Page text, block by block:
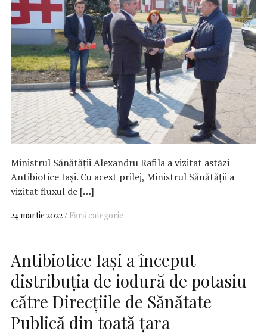
Ministrul Sănătății Alexandru Rafila a vizitat astăzi
Antibiotice Iași. Cu acest prilej, Ministrul Sănătății a
vizitat fluxul de […]
24 martie 2022 Fără categorie
Antibiotice Iași a început
distribuția de iodură de potasiu
către Direcțiile de Sănătate
Publică din toată țara